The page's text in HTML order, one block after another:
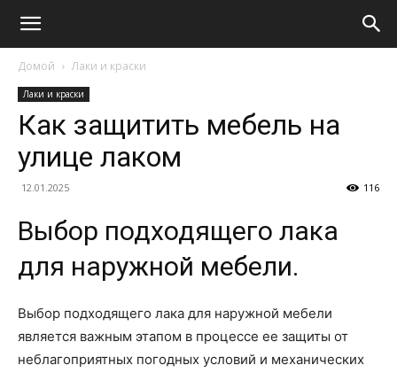
Домой Лаки и краски
Лаки и краски
Как защитить мебель на
улице лаком
12.01.2025 116
Выбор подходящего лака
для наружной мебели.
Выбор подходящего лака для наружной мебели
является важным этапом в процессе ее защиты от
неблагоприятных погодных условий и механических